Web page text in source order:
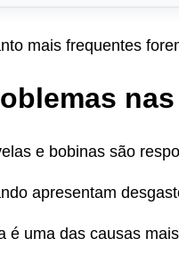
mais frequentes
e bobinas são
apresentam
é uma das causas